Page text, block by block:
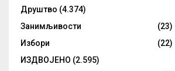
Друштво (4.374)
Занимљивости
(23)
Избори
(22)
ИЗДВОЈЕНО (2.595)